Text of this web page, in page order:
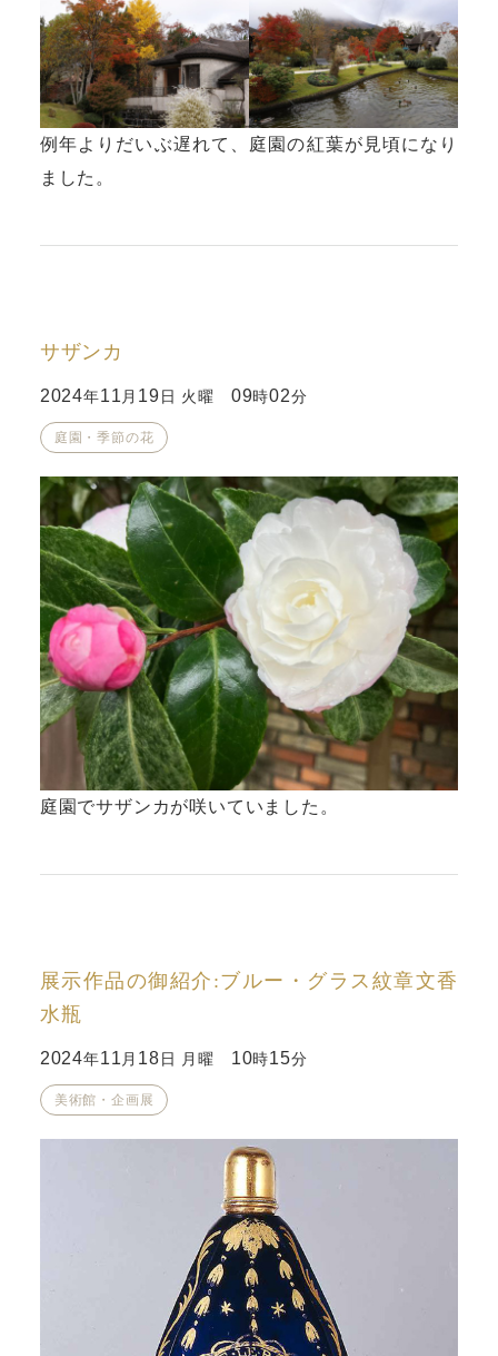
例年よりだいぶ遅れて、庭園の紅葉が見頃になり
ました。
サザンカ
2024年11 月 19 日 火曜 09時02分
庭園・季節の花
庭園でサザンカが咲いていました。
展示作品の御紹介:ブルー・グラス紋章文香
水瓶
2024年11 月 18 日 月曜 10時15分
美術館・企画展